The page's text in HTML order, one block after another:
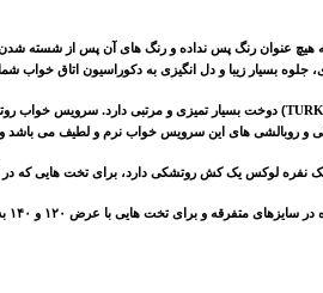
به هیچ عنوان رنگ پس نداده و رنگ های آن پس از
جلوه بسیار زیبا و دل انگیزی به دکوراسیون اتاق خواب
) دوخت بسیار تمیزی و مرتبی دارد. سرویس خواب
و روبالشی های این سرویس خواب نرم و لطیف می باشد
نفره لوکس یک کش روتشکی دارد، برای تخت هایی که در
در سایزهای متفرقه و برای تخت هایی با عرض ۱۲۰ و ۱۴۰